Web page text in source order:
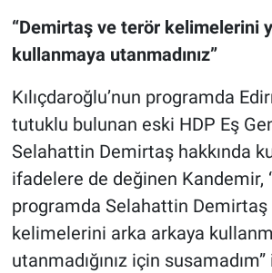
“Demirtaş ve terör kelimelerini
kullanmaya utanmadınız”
Kılıçdaroğlu’nun programda
tutuklu bulunan eski HDP Eş
Selahattin Demirtaş hakkında
ifadelere de değinen Kandemir,
programda Selahattin
kelimelerini arka arkaya
utanmadığınız için